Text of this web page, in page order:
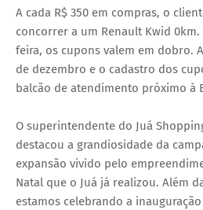
A cada R$ 350 em compras, o
concorrer a um Renault Kwid
feira, os cupons valem em dobro.
de dezembro e o cadastro dos
balcão de atendimento próximo à
O superintendente do Juá
destacou a grandiosidade da
expansão vivido pelo
Natal que o Juá já realizou. Além
estamos celebrando a